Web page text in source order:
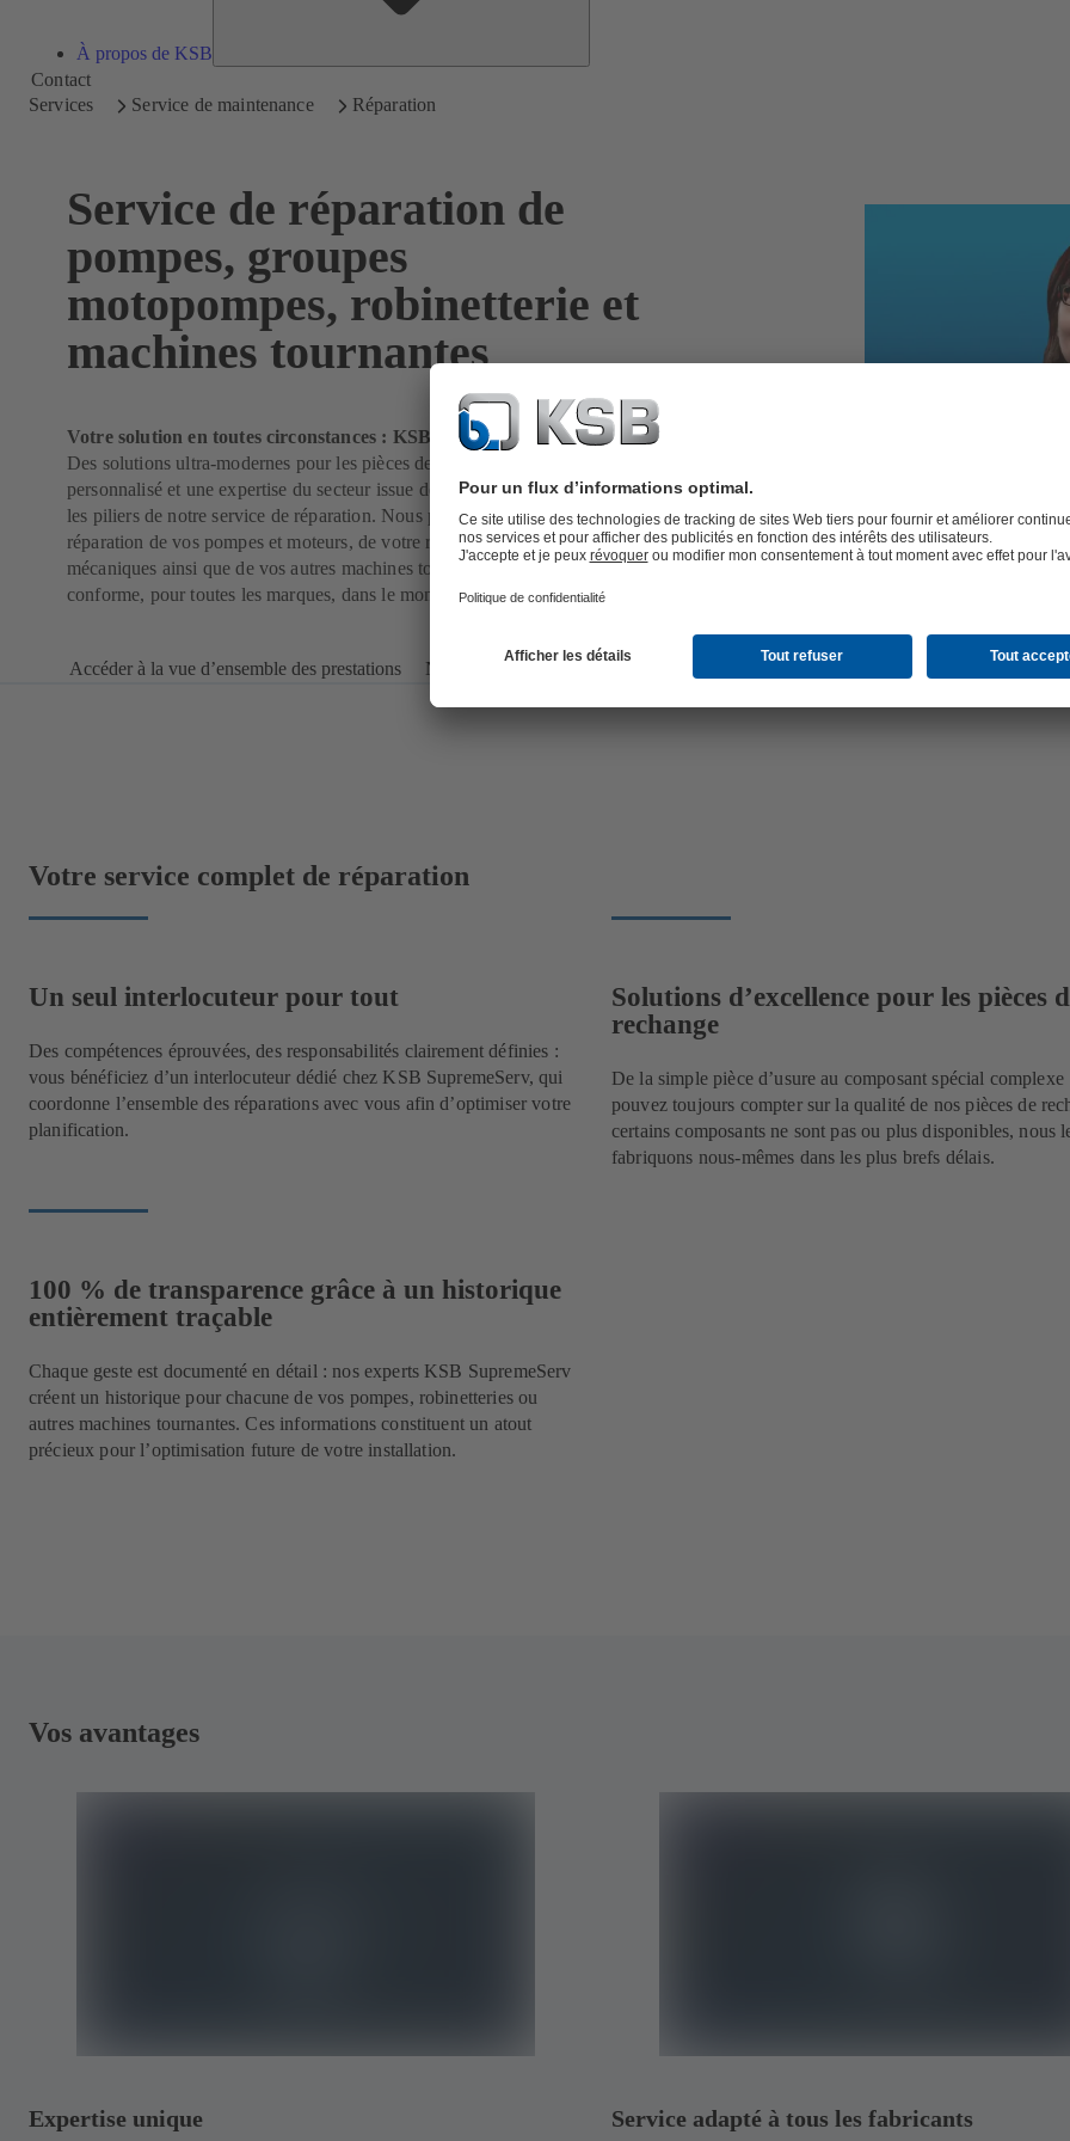
À propos de KSB
Contact
Services
Service de maintenance Réparation
Service de réparation de
pompes, groupes
motopompes, robinetterie et
machines tournantes
Votre solution en toutes circonstances : KSB SupremeServ
Des solutions ultra-modernes pour les pièces de rechange, un service
personnalisé et une expertise du secteur issue de 150 ans d’expérience sont
les piliers de notre service de réparation. Nous prenons en charge la
réparation de vos pompes et moteurs, de votre robinetterie et de vos garnitures
mécaniques ainsi que de vos autres machines tournantes, de manière
conforme, pour toutes les marques, dans le monde entier.
Accéder à la vue d’ensemble des prestations Nous contacter
Votre service complet de réparation
Un seul interlocuteur pour tout
Des compétences éprouvées, des responsabilités clairement définies :
vous bénéficiez d’un interlocuteur dédié chez KSB SupremeServ, qui
coordonne l’ensemble des réparations avec vous afin d’optimiser votre
planification.
Solutions d’excellence pour les pièces
rechange
De la simple pièce d’usure au composant spécial complexe
pouvez toujours compter sur la qualité de nos pièces de
certains composants ne sont pas ou plus disponibles, nous
fabriquons nous-mêmes dans les plus brefs délais.
100 % de transparence grâce à un historique
entièrement traçable
Chaque geste est documenté en détail : nos experts KSB SupremeServ
créent un historique pour chacune de vos pompes, robinetteries ou
autres machines tournantes. Ces informations constituent un atout
précieux pour l’optimisation future de votre installation.
Vos avantages
Expertise unique Service adapté à tous les fabricants